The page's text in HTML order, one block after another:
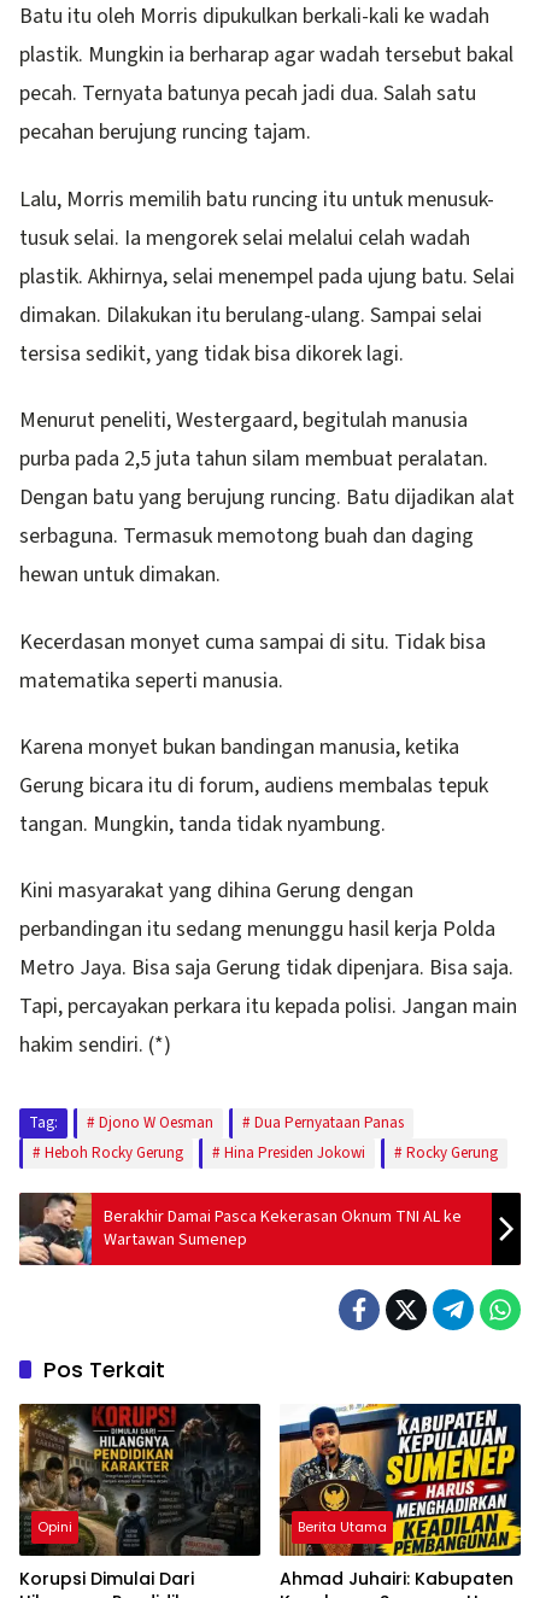
Batu itu oleh Morris dipukulkan berkali-kali ke wadah
plastik. Mungkin ia berharap agar wadah tersebut bakal
pecah. Ternyata batunya pecah jadi dua. Salah satu
pecahan berujung runcing tajam.
Lalu, Morris memilih batu runcing itu untuk menusuk-
tusuk selai. Ia mengorek selai melalui celah wadah
plastik. Akhirnya, selai menempel pada ujung batu. Selai
dimakan. Dilakukan itu berulang-ulang. Sampai selai
tersisa sedikit, yang tidak bisa dikorek lagi.
Menurut peneliti, Westergaard, begitulah manusia
purba pada 2,5 juta tahun silam membuat peralatan.
Dengan batu yang berujung runcing. Batu dijadikan alat
serbaguna. Termasuk memotong buah dan daging
hewan untuk dimakan.
Kecerdasan monyet cuma sampai di situ. Tidak bisa
matematika seperti manusia.
Karena monyet bukan bandingan manusia, ketika
Gerung bicara itu di forum, audiens membalas tepuk
tangan. Mungkin, tanda tidak nyambung.
Kini masyarakat yang dihina Gerung dengan
perbandingan itu sedang menunggu hasil kerja Polda
Metro Jaya. Bisa saja Gerung tidak dipenjara. Bisa saja.
Tapi, percayakan perkara itu kepada polisi. Jangan main
hakim sendiri. (*)
Tag: Djono W Oesman
Dua Pernyataan Panas
Heboh Rocky Gerung
Hina Presiden Jokowi Rocky Gerung
Berakhir Damai Pasca Kekerasan Oknum TNI AL ke
Wartawan Sumenep
Pos Terkait
Opini
Korupsi Dimulai Dari
Berita Utama
Ahmad Juhairi: Kabupaten